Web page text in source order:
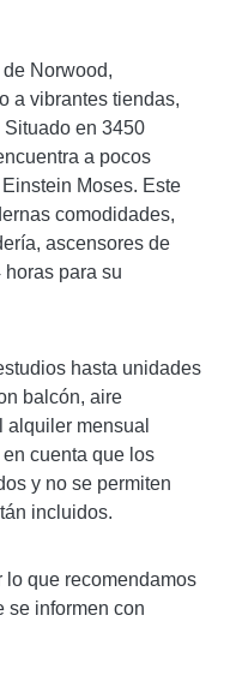
Norwood,
a vibrantes tiendas,
en 3450
a pocos
Moses. Este
comodidades,
ascensores de
para su
hasta unidades
balcón, aire
mensual
cuenta que los
y no se permiten
incluidos.
lo que recomendamos
se informen con